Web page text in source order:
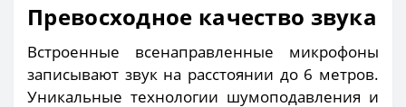
Превосходное качество звука
Встроенные всенаправленные микрофоны
записывают звук на расстоянии до 6 метров.
Уникальные технологии шумоподавления и